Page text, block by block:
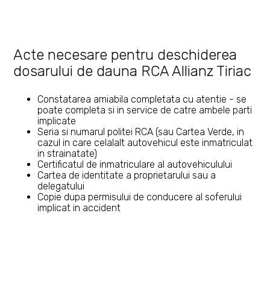
Acte necesare pentru deschiderea
dosarului de dauna RCA Allianz Tiriac
Constatarea amiabila completata cu atentie - se
poate completa si in service de catre ambele parti
implicate
Seria si numarul politei RCA (sau Cartea Verde, in
cazul in care celalalt autovehicul este inmatriculat
in strainatate)
Certificatul de inmatriculare al autovehiculului
Cartea de identitate a proprietarului sau a
delegatului
Copie dupa permisului de conducere al soferului
implicat in accident